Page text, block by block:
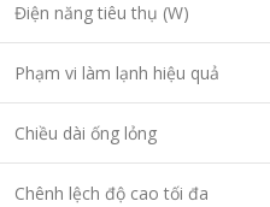
Điện năng tiêu thụ (W)
Phạm vi làm lạnh hiệu quả
Chiều dài ống lỏng
Chênh lệch độ cao tối đa